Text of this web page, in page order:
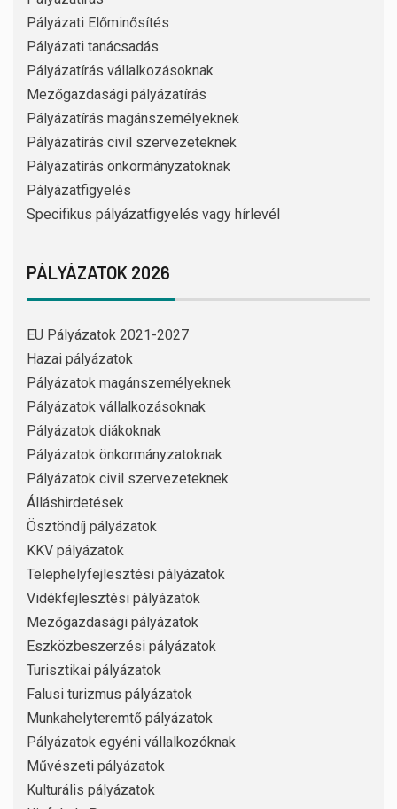
Pályázati Előminősítés
Pályázati tanácsadás
Pályázatírás vállalkozásoknak
Mezőgazdasági pályázatírás
Pályázatírás magánszemélyeknek
Pályázatírás civil szervezeteknek
Pályázatírás önkormányzatoknak
Pályázatfigyelés
Specifikus pályázatfigyelés vagy hírlevél
PÁLYÁZATOK 2026
EU Pályázatok 2021-2027
Hazai pályázatok
Pályázatok magánszemélyeknek
Pályázatok vállalkozásoknak
Pályázatok diákoknak
Pályázatok önkormányzatoknak
Pályázatok civil szervezeteknek
Álláshirdetések
Ösztöndíj pályázatok
KKV pályázatok
Telephelyfejlesztési pályázatok
Vidékfejlesztési pályázatok
Mezőgazdasági pályázatok
Eszközbeszerzési pályázatok
Turisztikai pályázatok
Falusi turizmus pályázatok
Munkahelyteremtő pályázatok
Pályázatok egyéni vállalkozóknak
Művészeti pályázatok
Kulturális pályázatok